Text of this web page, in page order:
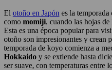
El otoño en Japón es la
como momiji, cuando las hojas
Esta es una época popular para
otoño son impresionantes y crean
temporada de koyo comienza a
Hokkaido y se extiende hasta
ser suave, con temperaturas entre